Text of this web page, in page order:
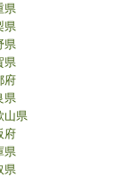
県
県
県
県
府
県
山県
府
県
県